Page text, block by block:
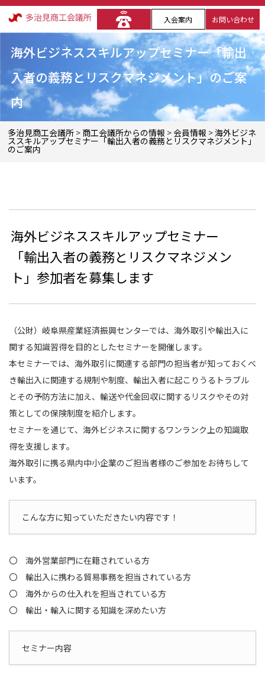
入会案内 お問い合わせ
海外ビジネススキルアップセミナー「輸出
入者の義務とリスクマネジメント」のご案
内
多治見商工会議所 > 商工会議所からの情報 > 会員情報 >海外ビジネ
ススキルアップセミナー「輸出入者の義務とリスクマネジメント」
のご案内
海外ビジネススキルアップセミナー
「輸出入者の義務とリスクマネジメン
ト」参加者を募集します
（公財）岐阜県産業経済振興センターでは、海外取引や輸出入に
関する知識習得を目的としたセミナーを開催します。
本セミナーでは、海外取引に関連する部門の担当者が知っておくべ
き輸出入に関連する規制や制度、輸出入者に起こりうるトラブル
とその予防方法に加え、輸送や代金回収に関するリスクやその対
策としての保険制度を紹介します。
セミナーを通じて、海外ビジネスに関するワンランク上の知識取
得を支援します。
海外取引に携る県内中小企業のご担当者様のご参加をお待ちして
います。
こんな方に知っていただきたい内容です！
〇 海外営業部門に在籍されている方
〇 輸出入に携わる貿易事務を担当されている方
〇 海外からの仕入れを担当されている方
〇 輸出・輸入に関する知識を深めたい方
セミナー内容